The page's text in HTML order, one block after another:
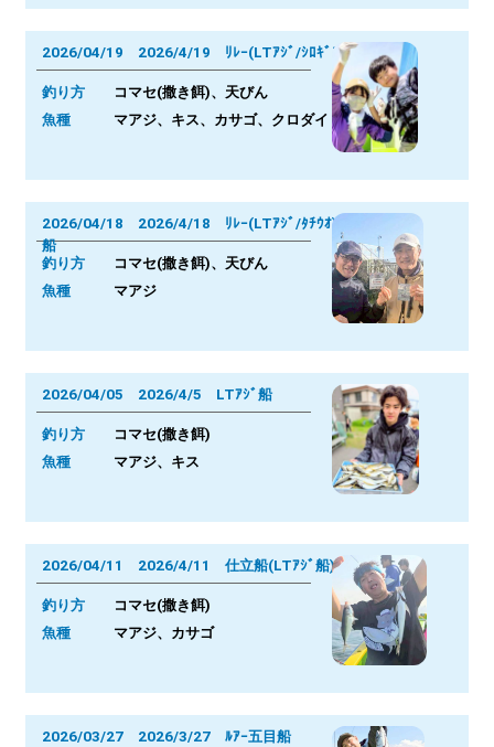
2026/04/19 2026/4/19 ﾘﾚｰ(LTｱｼﾞ/ｼﾛｷﾞｽ)
釣り方
コマセ(撒き餌)、天びん
魚種 マアジ、キス、カサゴ、クロダイ
2026/04/18 2026/4/18 ﾘﾚｰ(LTｱｼﾞ/ﾀﾁｳｵ)
船
釣り方
コマセ(撒き餌)、天びん
魚種 マアジ
2026/04/05 2026/4/5 LTｱｼﾞ船
釣り方
コマセ(撒き餌)
魚種 マアジ、キス
2026/04/11 2026/4/11 仕立船(LTｱｼﾞ船)
釣り方
コマセ(撒き餌)
魚種 マアジ、カサゴ
2026/03/27 2026/3/27 ﾙｱｰ五目船